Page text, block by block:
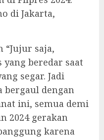
di Jakarta,
“Jujur saja,
yang beredar saat
segar. Jadi
bergaul dengan
ini, semua demi
2024 gerakan
karena